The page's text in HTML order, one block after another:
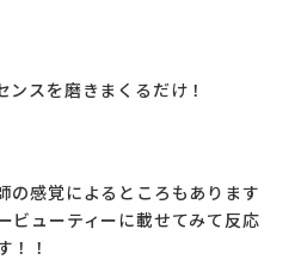
ンスを磨きまくるだけ！
の感覚によるところもあります
ビューティーに載せてみて反応
！！